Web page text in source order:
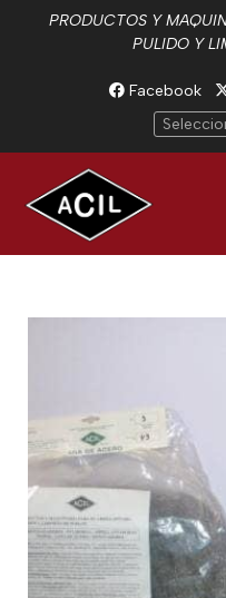
PRODUCTOS Y
PULIDO Y
Facebook